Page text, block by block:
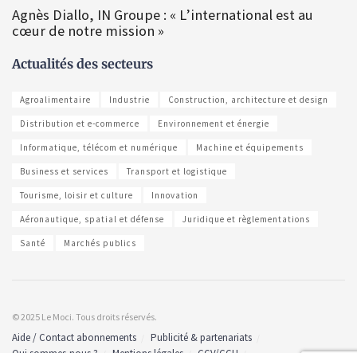
Agnès Diallo, IN Groupe : « L’international est au
cœur de notre mission »
Actualités des secteurs
Agroalimentaire Industrie Construction, architecture et design
Distribution et e-commerce Environnement et énergie
Informatique, télécom et numérique Machine et équipements
Business et services Transport et logistique
Tourisme, loisir et culture Innovation
Aéronautique, spatial et défense Juridique et règlementations
Santé Marchés publics
© 2025 Le Moci. Tous droits réservés.
Aide / Contact abonnements
Publicité & partenariats